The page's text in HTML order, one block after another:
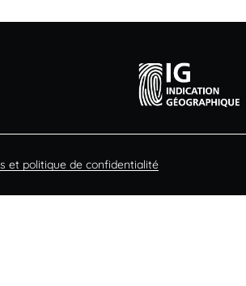
et politique de confidentialité